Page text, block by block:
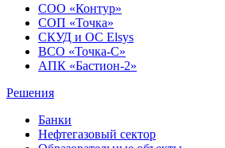
СОО «Контур»
СОП «Точка»
СКУД и ОС Elsys
ВСО «Точка-С»
АПК «Бастион-2»
Решения
Банки
Нефтегазовый сектор